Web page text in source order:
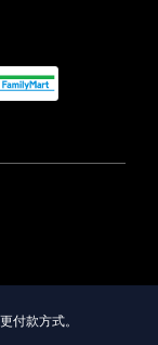
付款方式。